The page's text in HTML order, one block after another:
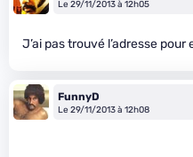
Le 29/11/2013 à 12h05
J’ai pas trouvé l’adresse pour
FunnyD
Le 29/11/2013 à 12h08